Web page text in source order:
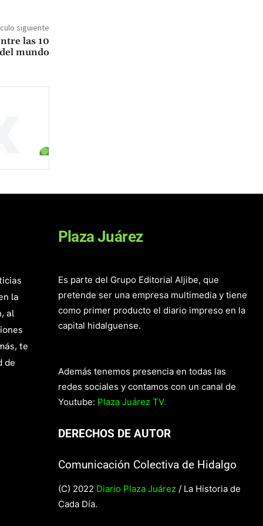
siguiente
las 10
mundo
la
al
te
de
Plaza Juárez
Es parte del Grupo Editorial Aljibe, que
pretende ser una empresa multimedia y tiene
como primer producto el diario impreso en la
capital hidalguense.
Además tenemos presencia en todas las
redes sociales y contamos con un canal de
Youtube: Plaza Juárez TV.
DERECHOS DE AUTOR
Comunicación Colectiva de Hidalgo
(C) 2022 Diario Plaza Juárez / La Historia de
Cada Día.